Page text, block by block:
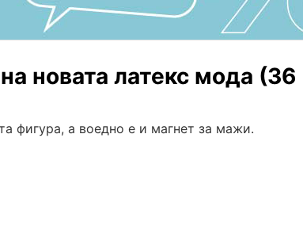
новата латекс мода (36
фигура, а воедно е и магнет за мажи.